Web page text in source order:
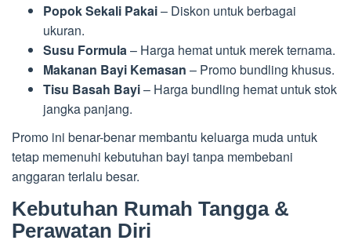
Popok Sekali Pakai– Diskon untuk berbagai
ukuran.
Susu Formula– Harga hemat untuk merek ternama.
Makanan Bayi Kemasan – Promo bundling khusus.
Tisu Basah Bayi– Harga bundling hemat untuk stok
jangka panjang.
Promo ini benar-benar membantu keluarga muda untuk
tetap memenuhi kebutuhan bayi tanpa membebani
anggaran terlalu besar.
Kebutuhan Rumah Tangga &
Perawatan Diri